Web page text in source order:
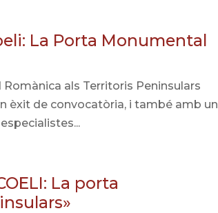
La Porta Monumental
als Territoris Peninsulars
èxit de convocatòria, i també amb un
La porta